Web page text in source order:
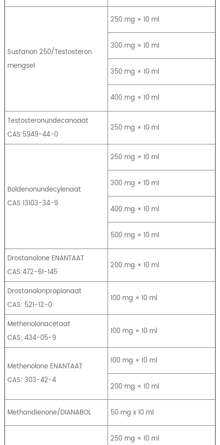
Sustanon 250/Testosteron
mengsel
250 mg × 10 ml
300 mg × 10 ml
350 mg × 10 ml
400 mg × 10 ml
Testosteronundecanoaat
CAS:5949-44-0
250 mg × 10 ml
Boldenonundecylenaat
CAS:13103-34-9
250 mg × 10 ml
300 mg × 10 ml
400 mg × 10 ml
500 mg × 10 ml
Drostanolone ENANTAAT
CAS:472-61-145
200 mg × 10 ml
Drostanolonpropionaat
CAS: 521-12-0
100 mg × 10 ml
Methenolonacetaat
CAS: 434-05-9
100 mg × 10 ml
Methenolone ENANTAAT
CAS: 303-42-4
100 mg × 10 ml
200 mg × 10 ml
Methandienone/DIANABOL 50 mg x 10 ml
250 mg × 10 ml